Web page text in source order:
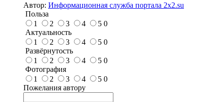
Автор: Информационная служба портала 2x2.su
Польза
1
2 3 4 5 0
Актуальность
1
2 3 4 5 0
Развёрнутость
1
2 3 4 5 0
Фотография
1
2 3 4 5 0
Пожелания автору